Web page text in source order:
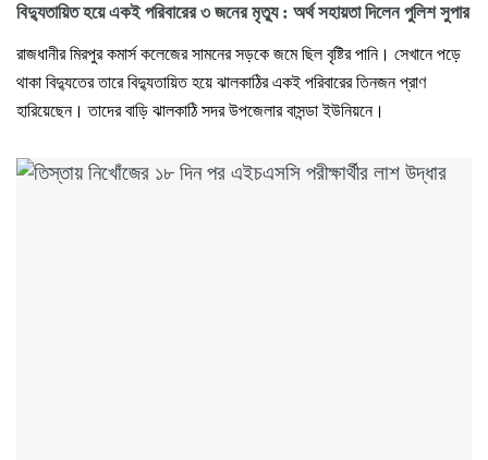
বিদ্যুতায়িত হয়ে একই পরিবারের ৩ জনের মৃত্যু : অর্থ সহায়তা দিলেন পুলিশ সুপার
রাজধানীর মিরপুর কমার্স কলেজের সামনের সড়কে জমে ছিল বৃষ্টির পানি। সেখানে পড়ে
থাকা বিদ্যুতের তারে বিদ্যুতায়িত হয়ে ঝালকাঠির একই পরিবারের তিনজন প্রাণ
হারিয়েছেন। তাদের বাড়ি ঝালকাঠি সদর উপজেলার বাসন্ডা ইউনিয়নে।